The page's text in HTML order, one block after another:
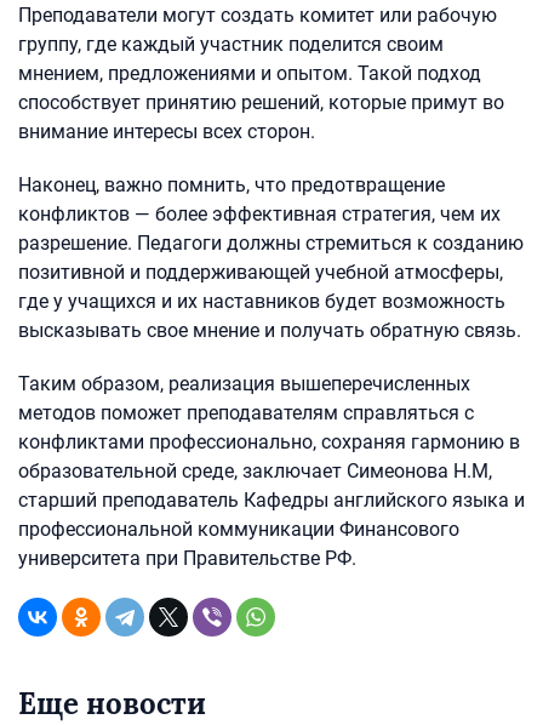
Преподаватели могут создать комитет или рабочую
группу, где каждый участник поделится своим
мнением, предложениями и опытом. Такой подход
способствует принятию решений, которые примут во
внимание интересы всех сторон.
Наконец, важно помнить, что предотвращение
конфликтов — более эффективная стратегия, чем их
разрешение. Педагоги должны стремиться к созданию
позитивной и поддерживающей учебной атмосферы,
где у учащихся и их наставников будет возможность
высказывать свое мнение и получать обратную связь.
Таким образом, реализация вышеперечисленных
методов поможет преподавателям справляться с
конфликтами профессионально, сохраняя гармонию в
образовательной среде, заключает Симеонова Н.М,
старший преподаватель Кафедры английского языка и
профессиональной коммуникации Финансового
университета при Правительстве РФ.
Еще новости